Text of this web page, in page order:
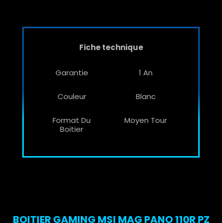
Fiche technique
Garantie 1 An
Couleur Blanc
Format Du
Boitier
Moyen Tour
BOITIER GAMING MSI MAG PANO 110R PZ